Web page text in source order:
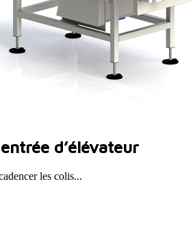
d’élévateur
les colis...